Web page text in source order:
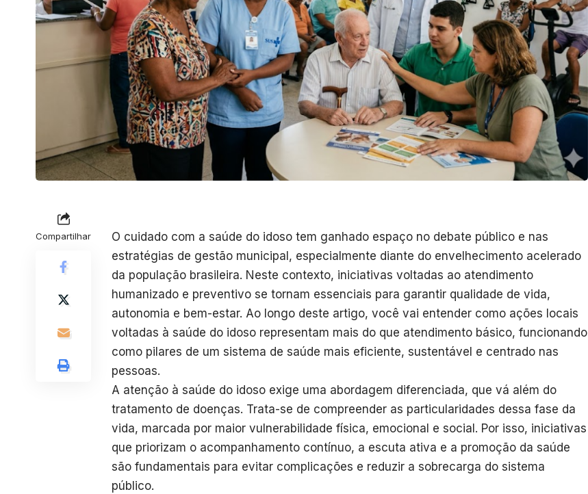
Compartilhar
O cuidado com a saúde do idoso tem ganhado espaço no debate público e nas
estratégias de gestão municipal, especialmente diante do envelhecimento acelerado
da população brasileira. Neste contexto, iniciativas voltadas ao atendimento
humanizado e preventivo se tornam essenciais para garantir qualidade de vida,
autonomia e bem-estar. Ao longo deste artigo, você vai entender como ações locais
voltadas à saúde do idoso representam mais do que atendimento básico, funcionando
como pilares de um sistema de saúde mais eficiente, sustentável e centrado nas
pessoas.
A atenção à saúde do idoso exige uma abordagem diferenciada, que vá além do
tratamento de doenças. Trata-se de compreender as particularidades dessa fase da
vida, marcada por maior vulnerabilidade física, emocional e social. Por isso, iniciativas
que priorizam o acompanhamento contínuo, a escuta ativa e a promoção da saúde
são fundamentais para evitar complicações e reduzir a sobrecarga do sistema
público.